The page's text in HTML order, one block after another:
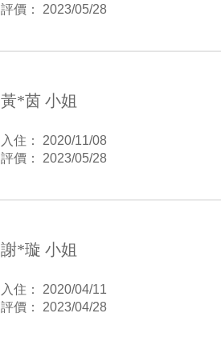
評價： 2023/05/28
黃*茵 小姐
入住： 2020/11/08
評價： 2023/05/28
謝*璇 小姐
入住： 2020/04/11
評價： 2023/04/28